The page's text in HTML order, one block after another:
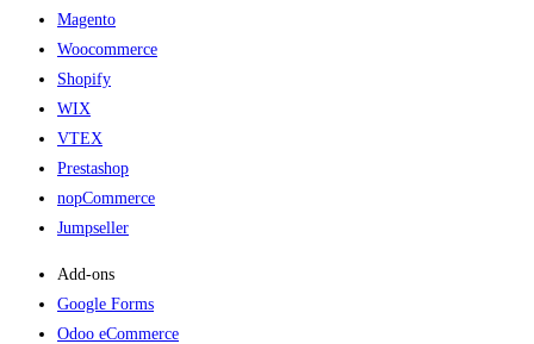
Magento
Woocommerce
Shopify
WIX
VTEX
Prestashop
nopCommerce
Jumpseller
Add-ons​
Google Forms
Odoo eCommerce